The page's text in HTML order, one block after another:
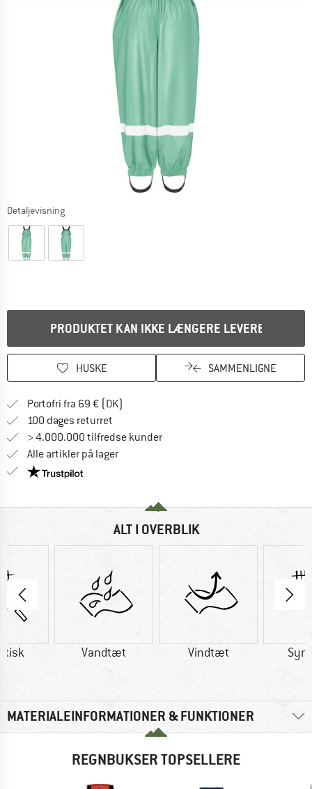
Detaljevisning
PRODUKTET KAN IKKE LÆNGERE LEVERES
HUSKE SAMMENLIGNE
Portofri fra 69 € (DK)
100 dages returret
> 4.000.000 tilfredse kunder
Alle artikler på lager
Vi er Trustpilot-certificeret - oplysningerne får du
ALT I OVERBLIK
Vandtæt Vindtæt
MATERIALEINFORMATIONER & FUNKTIONER
REGNBUKSER TOPSELLERE